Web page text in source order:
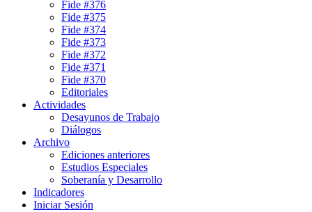
Fide #376
Fide #375
Fide #374
Fide #373
Fide #372
Fide #371
Fide #370
Editoriales
Actividades
Desayunos de Trabajo
Diálogos
Archivo
Ediciones anteriores
Estudios Especiales
Soberanía y Desarrollo
Indicadores
Iniciar Sesión